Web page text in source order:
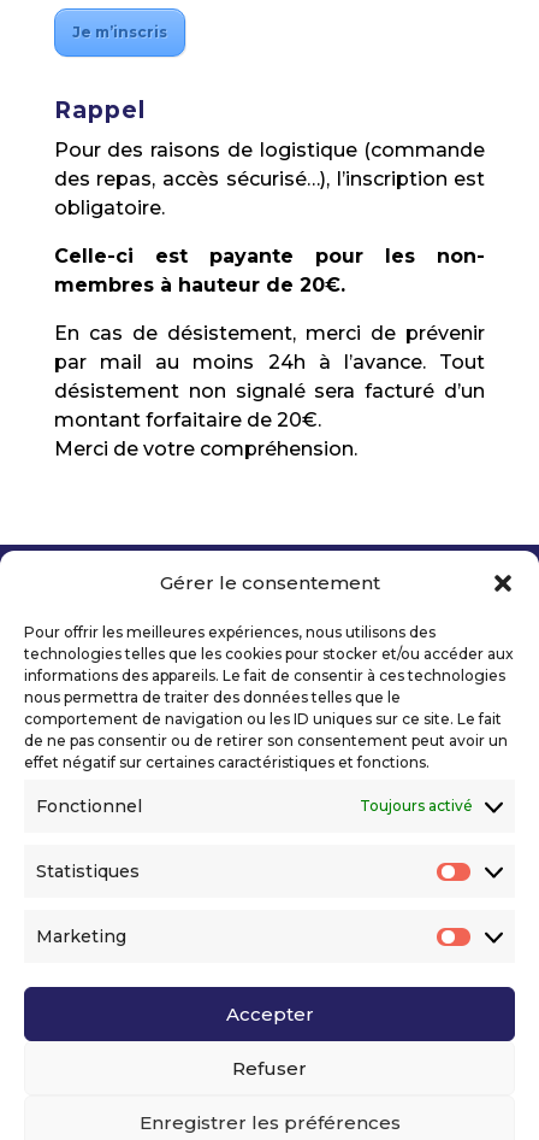
Gérer le consentement
Pour offrir les meilleures expériences, nous utilisons des
technologies telles que les cookies pour stocker et/ou accéder aux
informations des appareils. Le fait de consentir à ces technologies
nous permettra de traiter des données telles que le
comportement de navigation ou les ID uniques sur ce site. Le fait
de ne pas consentir ou de retirer son consentement peut avoir un
effet négatif sur certaines caractéristiques et fonctions.
Fonctionnel Toujours activé
Statistiques
Marketing
Accepter
Refuser
Enregistrer les préférences
Je m’inscris
Rappel
Pour des raisons de logistique (commande
des repas, accès sécurisé…), l’inscription est
obligatoire.
Celle-ci est payante pour les non-
membres à hauteur de 20€.
En cas de désistement, merci de prévenir
par mail au moins 24h à l’avance. Tout
désistement non signalé sera facturé d’un
montant forfaitaire de 20€.
Merci de votre compréhension.
Mentions légales
Politique de confidentialité
Déclaration d’accessibilité numérique
Ils nous soutiennent
Voir l’ensemble de nos partenaires